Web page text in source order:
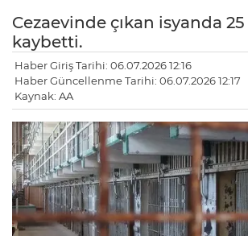
Cezaevinde çıkan isyanda 25
kaybetti.
Haber Giriş Tarihi: 06.07.2026 12:16
Haber Güncellenme Tarihi: 06.07.2026 12:17
Kaynak: AA